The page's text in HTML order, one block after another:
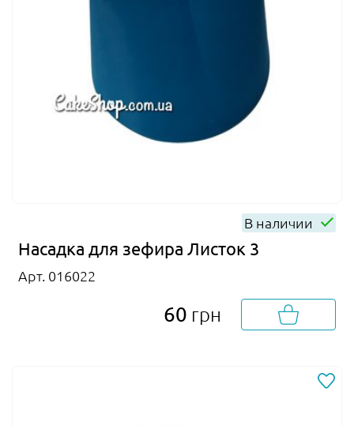
В наличии
Насадка для зефира Листок 3
Арт. 016022
60 грн